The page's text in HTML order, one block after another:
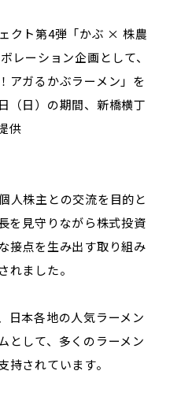
クト第4弾「かぶ × 株農
レーション企画として、
アガるかぶラーメン」を
（日）の期間、新橋横丁
供
人株主との交流を目的と
を見守りながら株式投資
接点を生み出す取り組み
れました。
日本各地の人気ラーメン
として、多くのラーメン
持されています。